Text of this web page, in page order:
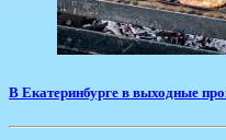
​В Екатеринбурге в выходные